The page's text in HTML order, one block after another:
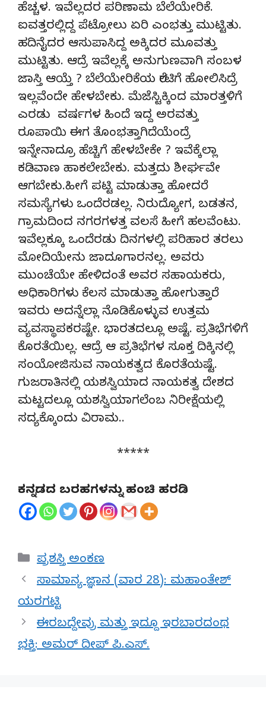
ಹೆಚ್ಚಳ. ಇವೆಲ್ಲದರ ಪರಿಣಾಮ ಬೆಲೆಯೇರಿಕೆ.
ಐವತ್ತರಲ್ಲಿದ್ದ ಪೆಟ್ರೋಲು ಏರಿ ಎಂಭತ್ತು ಮುಟ್ಟಿತು.
ಹದಿನೈದರ ಆಸುಪಾಸಿದ್ದ ಅಕ್ಕಿದರ ಮೂವತ್ತು
ಮುಟ್ಟಿತು. ಆದ್ರೆ ಇವೆಲ್ಲಕ್ಕೆ ಅನುಗುಣವಾಗಿ ಸಂಬಳ
ಜಾಸ್ತಿ ಆಯ್ತೆ ? ಬೆಲೆಯೇರಿಕೆಯ ರೇಟಿಗೆ ಹೋಲಿಸಿದ್ರೆ
ಇಲ್ಲವೆಂದೇ ಹೇಳಬೇಕು. ಮೆಜೆಸ್ಟಿಕ್ಕಿಂದ ಮಾರತ್ತಳಿಗೆ
ಎರಡು ವರ್ಷಗಳ ಹಿಂದೆ ಇದ್ದ ಅರವತ್ತು
ರೂಪಾಯಿ ಈಗ ತೊಂಭತ್ತಾಗಿದೆಯೆಂದ್ರೆ
ಇನ್ನೇನಾದ್ರೂ ಹೆಚ್ಚಿಗೆ ಹೇಳಬೇಕೇ ? ಇವೆಕ್ಕೆಲ್ಲಾ
ಕಡಿವಾಣ ಹಾಕಲೇಬೇಕು. ಮತ್ತದು ಶೀರ್ಘವೇ
ಆಗಬೇಕು.ಹೀಗೆ ಪಟ್ಟಿ ಮಾಡುತ್ತಾ ಹೋದರೆ
ಸಮಸ್ಯೆಗಳು ಒಂದೆರಡಲ್ಲ. ನಿರುದ್ಯೋಗ, ಬಡತನ,
ಗ್ರಾಮದಿಂದ ನಗರಗಳತ್ತ ವಲಸೆ ಹೀಗೆ ಹಲವೆಂಟು.
ಇವೆಲ್ಲಕ್ಕೂ ಒಂದೆರಡು ದಿನಗಳಲ್ಲಿ ಪರಿಹಾರ ತರಲು
ಮೋದಿಯೇನು ಜಾದೂಗಾರನಲ್ಲ. ಅವರು
ಮುಂಚೆಯೇ ಹೇಳಿದಂತೆ ಅವರ ಸಹಾಯಕರು,
ಅಧಿಕಾರಿಗಳು ಕೆಲಸ ಮಾಡುತ್ತಾ ಹೋಗುತ್ತಾರೆ.
ಇವರು ಅದನ್ನೆಲ್ಲಾ ನೊಡಿಕೊಳ್ಳುವ ಉತ್ತಮ
ವ್ಯವಸ್ಥಾಪಕರಷ್ಟೇ. ಭಾರತದಲ್ಲೂ ಅಷ್ಟೆ. ಪ್ರತಿಭೆಗಳಿಗೆ
ಕೊರತೆಯಿಲ್ಲ. ಆದ್ರೆ ಆ ಪ್ರತಿಭೆಗಳ ಸೂಕ್ತ ದಿಕ್ಕಿನಲ್ಲಿ
ಸಂಯೋಜಿಸುವ ನಾಯಕತ್ವದ ಕೊರತೆಯಷ್ಟೆ.
ಗುಜರಾತಿನಲ್ಲಿ ಯಶಸ್ವಿಯಾದ ನಾಯಕತ್ವ ದೇಶದ
ಮಟ್ಟದಲ್ಲೂ ಯಶಸ್ವಿಯಾಗಲೆಂಬ ನಿರೀಕ್ಷೆಯಲ್ಲಿ
ಸದ್ಯಕ್ಕೊಂದು ವಿರಾಮ..
*****
ಕನ್ನಡದ ಬರಹಗಳನ್ನು ಹಂಚಿ ಹರಡಿ
Categories
ಪ್ರಶಸ್ತಿ ಅಂಕಣ
ಸಾಮಾನ್ಯ ಜ್ಞಾನ (ವಾರ 28): ಮಹಾಂತೇಶ್
ಯರಗಟ್ಟಿ
ಈರಬದ್ದೇವ್ರು ಮತ್ತು ಇದ್ದೂ ಇರಬಾರದಂಥ
ಭಕ್ತಿ: ಅಮರ್ ದೀಪ್ ಪಿ.ಎಸ್.